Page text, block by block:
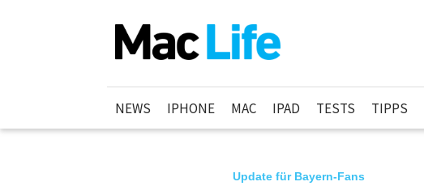
NEWS IPHONE MAC IPAD TESTS TIPPS
Update für Bayern-Fans